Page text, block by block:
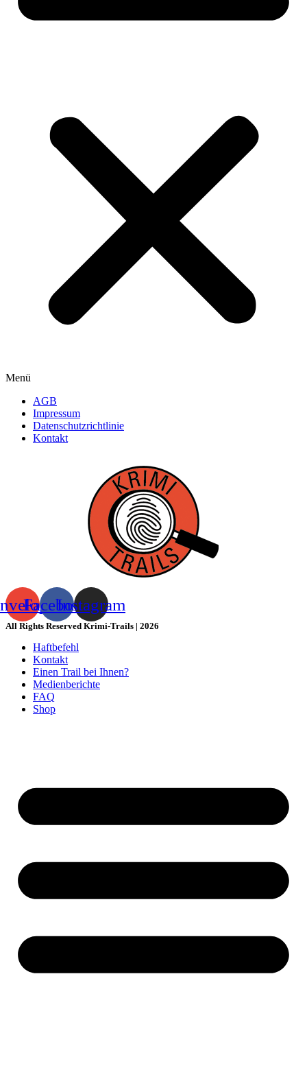
Menü
AGB
Impressum
Datenschutzrichtlinie
Kontakt
FacebookInstagram
All Rights Reserved Krimi-Trails | 2026
Haftbefehl
Kontakt
Einen Trail bei Ihnen?
Medienberichte
FAQ
Shop